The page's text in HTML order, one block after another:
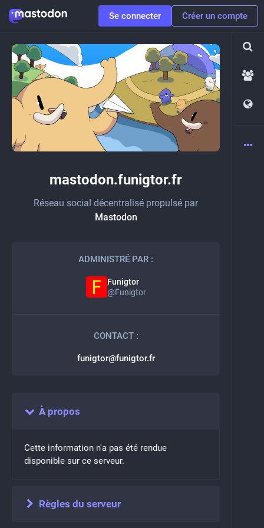
Se connecter Créer un compte
mastodon.funigtor.fr
Réseau social décentralisé propulsé par
Mastodon
ADMINISTRÉ PAR :
Funigtor
@Funigtor
CONTACT :
funigtor@funigtor.fr
À propos
Cette information n'a pas été rendue
disponible sur ce serveur.
Règles du serveur